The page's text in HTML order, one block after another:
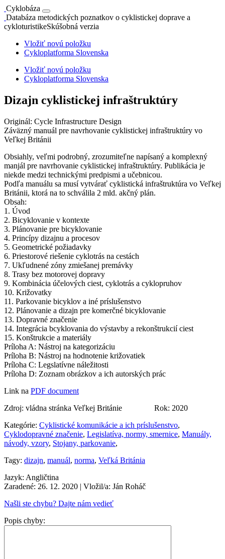
Cyklobáza
Databáza metodických poznatkov o cyklistickej doprave a
cykloturistikeSkúšobná verzia
Vložiť novú položku
Cykloplatforma Slovenska
Vložiť novú položku
Cykloplatforma Slovenska
Dizajn cyklistickej infraštruktúry
Originál: Cycle Infrastructure Design
Záväzný manuál pre navrhovanie cyklistickej infraštruktúry vo
Veľkej Británii
Obsiahly, veľmi podrobný, zrozumiteľne napísaný a komplexný
manjál pre navrhovanie cyklistickej infraštruktúry. Publikácia je
niekde medzi technickými predpismi a učebnicou.
Podľa manuálu sa musí vytvárať cyklistická infraštruktúra vo Veľkej
Británii, ktorá na to schválila 2 mld. akčný plán.
Obsah:
1. Úvod
2. Bicyklovanie v kontexte
3. Plánovanie pre bicyklovanie
4. Princípy dizajnu a procesov
5. Geometrické požiadavky
6. Priestorové riešenie cyklotrás na cestách
7. Ukľudnené zóny zmiešanej premávky
8. Trasy bez motorovej dopravy
9. Kombinácia účelových ciest, cyklotrás a cyklopruhov
10. Križovatky
11. Parkovanie bicyklov a iné príslušenstvo
12. Plánovanie a dizajn pre komerčné bicyklovanie
13. Dopravné značenie
14. Integrácia bcyklovania do výstavby a rekonštrukcií ciest
15. Konštrukcie a materiály
Príloha A: Nástroj na kategorizáciu
Príloha B: Nástroj na hodnotenie križovatiek
Príloha C: Legslatívne náležitosti
Príloha D: Zoznam obrázkov a ich autorských prác
Link na PDF document
Zdroj: vládna stránka Veľkej Británie Rok: 2020
Kategórie: Cyklistické komunikácie a ich príslušenstvo,
Cyklodopravné značenie, Legislatíva, normy, smernice, Manuály,
návody, vzory, Stojany, parkovanie,
Tagy: dizajn, manuál, norma, Veľká Británia
Jazyk: Angličtina
Zaradené: 26. 12. 2020 | Vložil/a: Ján Roháč
Našli ste chybu? Dajte nám vedieť
Popis chyby: